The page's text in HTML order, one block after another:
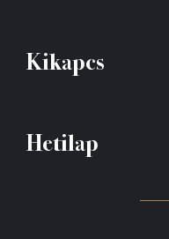
Kikapcs
Hetilap